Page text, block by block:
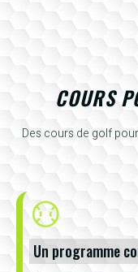
COURS
Des cours de golf
Un programme